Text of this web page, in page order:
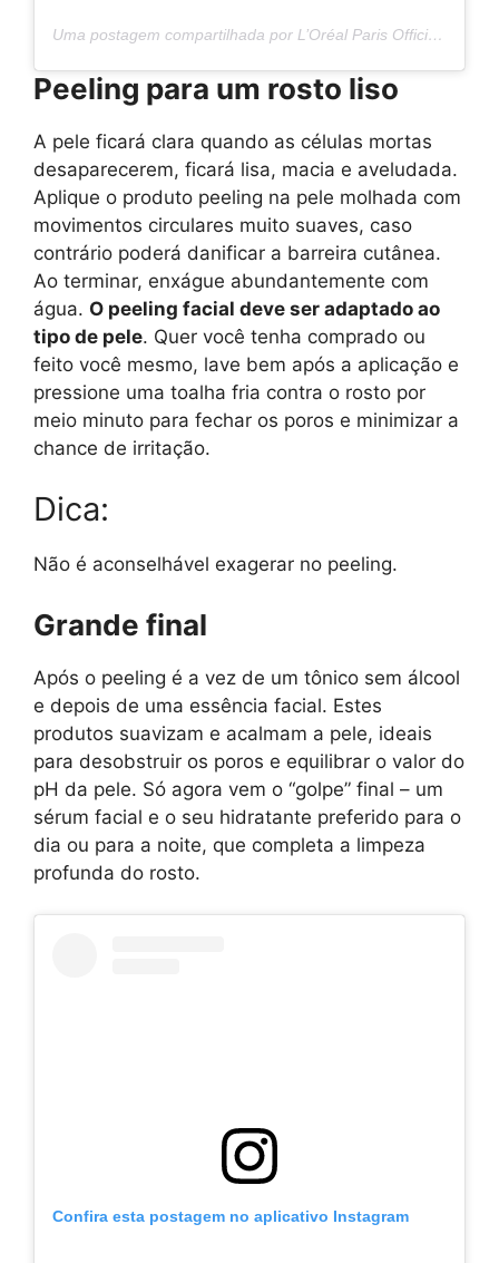
Uma postagem compartilhada por L’Oréal Paris Official (@lorealparis)
Peeling para um rosto liso
A pele ficará clara quando as células mortas
desaparecerem, ficará lisa, macia e aveludada.
Aplique o produto peeling na pele molhada com
movimentos circulares muito suaves, caso
contrário poderá danificar a barreira cutânea.
Ao terminar, enxágue abundantemente com
água. O peeling facial deve ser adaptado ao
tipo de pele. Quer você tenha comprado ou
feito você mesmo, lave bem após a aplicação e
pressione uma toalha fria contra o rosto por
meio minuto para fechar os poros e minimizar a
chance de irritação.
Dica:
Não é aconselhável exagerar no peeling.
Grande final
Após o peeling é a vez de um tônico sem álcool
e depois de uma essência facial. Estes
produtos suavizam e acalmam a pele, ideais
para desobstruir os poros e equilibrar o valor do
pH da pele. Só agora vem o “golpe” final – um
sérum facial e o seu hidratante preferido para o
dia ou para a noite, que completa a limpeza
profunda do rosto.
Confira esta postagem no aplicativo Instagram